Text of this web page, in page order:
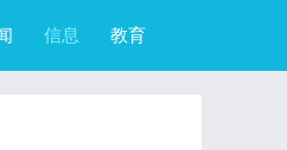
信息 教育